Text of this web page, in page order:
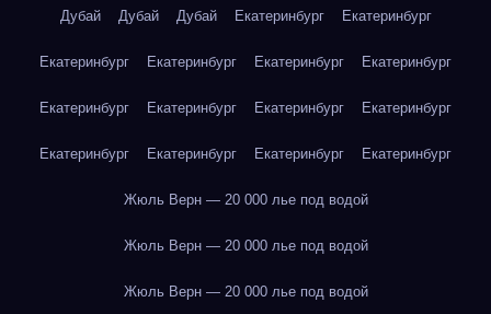
Дубай Дубай Дубай Екатеринбург Екатеринбург
Екатеринбург Екатеринбург Екатеринбург Екатеринбург
Екатеринбург Екатеринбург Екатеринбург Екатеринбург
Екатеринбург Екатеринбург Екатеринбург Екатеринбург
Жюль Верн — 20 000 лье под водой
Жюль Верн — 20 000 лье под водой
Жюль Верн — 20 000 лье под водой